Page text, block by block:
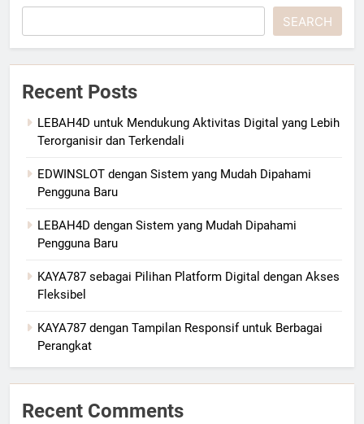
SEARCH
Recent Posts
LEBAH4D untuk Mendukung Aktivitas Digital yang Lebih
Terorganisir dan Terkendali
EDWINSLOT dengan Sistem yang Mudah Dipahami
Pengguna Baru
LEBAH4D dengan Sistem yang Mudah Dipahami
Pengguna Baru
KAYA787 sebagai Pilihan Platform Digital dengan Akses
Fleksibel
KAYA787 dengan Tampilan Responsif untuk Berbagai
Perangkat
Recent Comments